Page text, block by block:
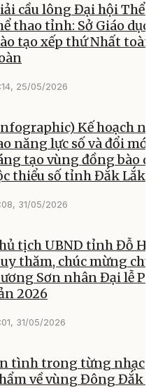
cầu lông Đại hội Thể
thao tỉnh: Sở Giáo dục
tạo xếp thứ Nhất
25/05/2026
Kế hoạch
năng lực số và đổi mới
tạo vùng đồng bào
thiểu số tỉnh Đắk Lắk
31/05/2026
tịch UBND tỉnh Đỗ
thăm, chúc mừng
Sơn nhân Đại lễ
2026
31/05/2026
tình trong từng nhạc
về vùng Đông Đắk